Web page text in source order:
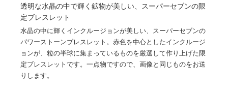
透明な水晶の中で輝く鉱物が美しい、スーパーセブンの限
定ブレスレット
水晶の中に輝くインクルージョンが美しい、スーパーセブンの
パワーストーンブレスレット。赤色を中心としたインクルージ
ョンが、粒の半球に集まっているものを厳選して作り上げた限
定ブレスレットです。一点物ですので、画像と同じものをお送
りします。